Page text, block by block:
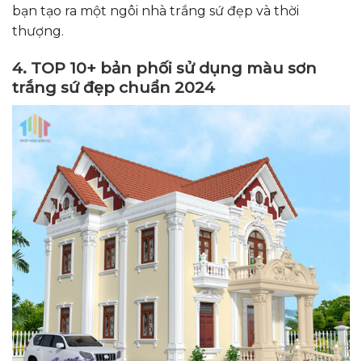
bạn tạo ra một ngôi nhà trắng sứ đẹp và thời
thượng.
4. TOP 10+ bản phối sử dụng màu sơn
trắng sứ đẹp chuẩn 2024